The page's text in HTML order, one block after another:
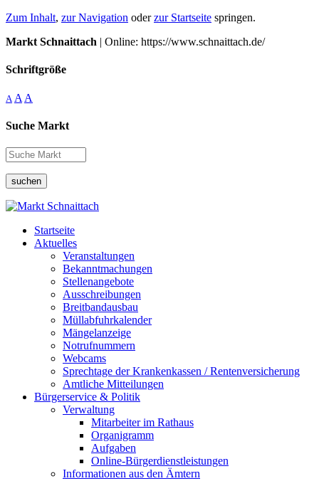
Zum Inhalt, zur Navigation oderzur Startseite springen.
Markt Schnaittach | Online: https://www.schnaittach.de/
Schriftgröße
A A A
Suche Markt
suchen
Startseite
Aktuelles
Veranstaltungen
Bekanntmachungen
Stellenangebote
Ausschreibungen
Breitbandausbau
Müllabfuhrkalender
Mängelanzeige
Notrufnummern
Webcams
Sprechtage der Krankenkassen / Rentenversicherung
Amtliche Mitteilungen
Bürgerservice & Politik
Verwaltung
Mitarbeiter im Rathaus
Organigramm
Aufgaben
Online-Bürgerdienstleistungen
Informationen aus den Ämtern